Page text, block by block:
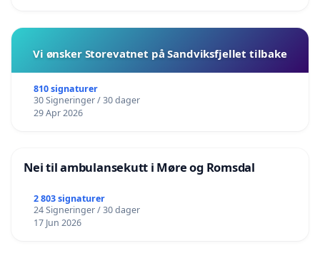
Vi ønsker Storevatnet på Sandviksfjellet tilbake
810 signaturer
30 Signeringer / 30 dager
29 Apr 2026
Nei til ambulansekutt i Møre og Romsdal
2 803 signaturer
24 Signeringer / 30 dager
17 Jun 2026